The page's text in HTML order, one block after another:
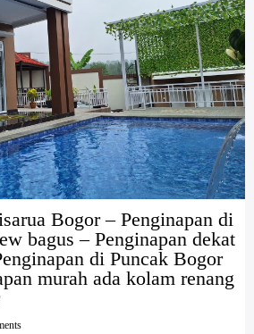
Bogor – Penginapan di
bagus – Penginapan dekat
di Puncak Bogor
murah ada kolam renang